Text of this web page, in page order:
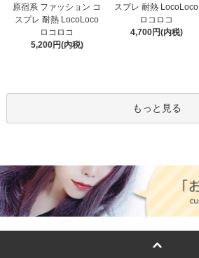
原宿系 ファッション コ
スプレ 耐熱 LocoLoco
ロコロコ
5,200円(内税)
スプレ 耐熱 LocoLoco
ロコロコ
4,700円(内税)
もっと見る